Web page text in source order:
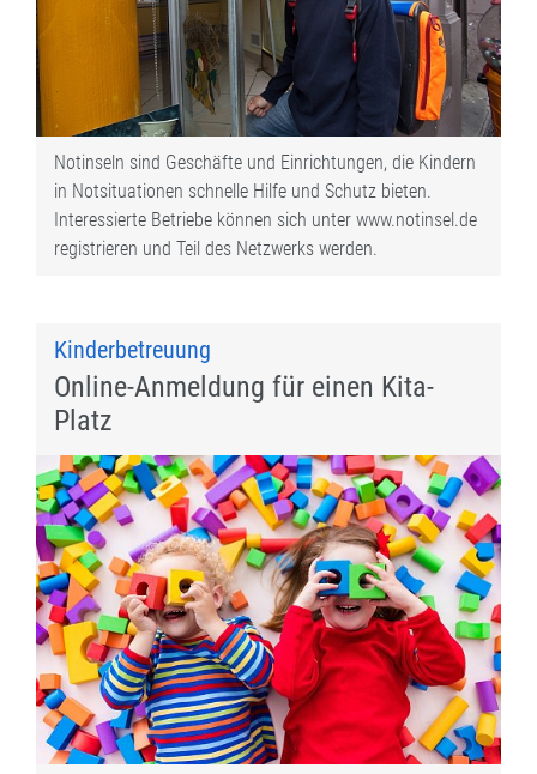
Notinseln sind Geschäfte und Einrichtungen, die Kindern
in Notsituationen schnelle Hilfe und Schutz bieten.
Interessierte Betriebe können sich unter www.notinsel.de
registrieren und Teil des Netzwerks werden.
Kinderbetreuung
Online-Anmeldung für einen Kita-
Platz